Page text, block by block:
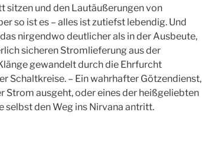
sitzen und den Lautäußerungen von
so ist es – alles ist zutiefst lebendig. Und
nirgendwo deutlicher als in der Ausbeute,
sicheren Stromlieferung aus der
gewandelt durch die Ehrfurcht
Schaltkreise. – Ein wahrhafter Götzendienst,
Strom ausgeht, oder eines der heißgeliebten
selbst den Weg ins Nirvana antritt.